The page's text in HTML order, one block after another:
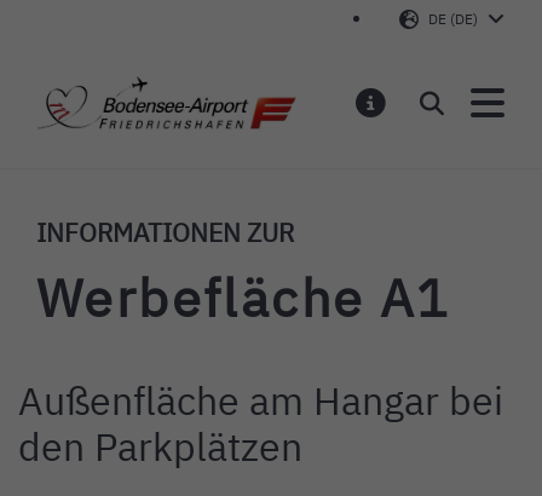
DE (DE)
Bodensee-Airport
Suchen
INFORMATIONEN ZUR
Werbefläche A1
Einleitung
Außenfläche am Hangar bei
den Parkplätzen